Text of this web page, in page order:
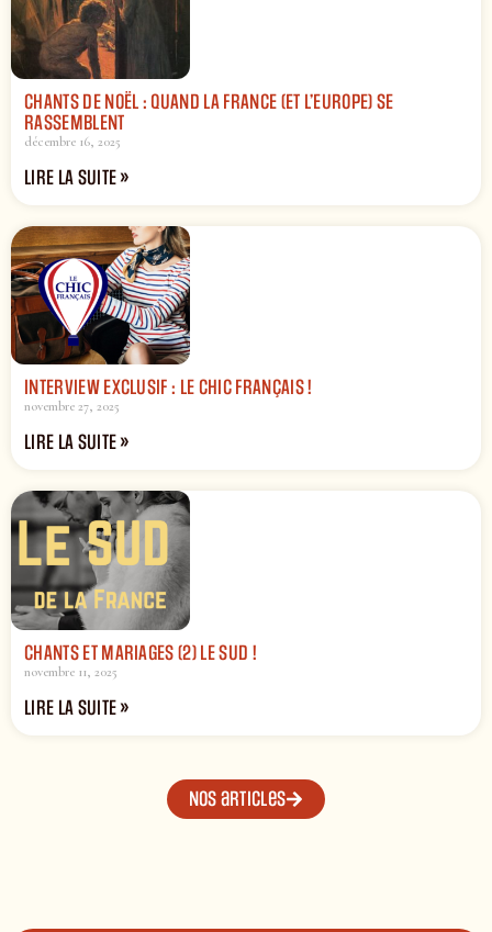
CHANTS DE NOËL : QUAND LA FRANCE (ET L’EUROPE) SE
RASSEMBLENT
décembre 16, 2025
LIRE LA SUITE »
INTERVIEW EXCLUSIF : LE CHIC FRANÇAIS !
novembre 27, 2025
LIRE LA SUITE »
CHANTS ET MARIAGES (2) LE SUD !
novembre 11, 2025
LIRE LA SUITE »
Nos articles